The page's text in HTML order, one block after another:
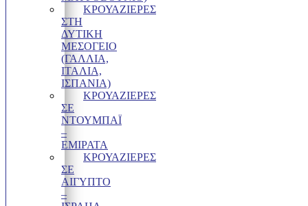
ΚΡΟΥΑΖΙΕΡΕΣ
ΣΤΗ
ΔΥΤΙΚΗ
ΜΕΣΟΓΕΙΟ
(ΓΑΛΛΙΑ,
ΙΤΑΛΙΑ,
ΙΣΠΑΝΙΑ)
ΚΡΟΥΑΖΙΕΡΕΣ
ΣΕ
ΝΤΟΥΜΠΑΪ
–
ΕΜΙΡΑΤΑ
ΚΡΟΥΑΖΙΕΡΕΣ
ΣΕ
ΑΙΓΥΠΤΟ
–